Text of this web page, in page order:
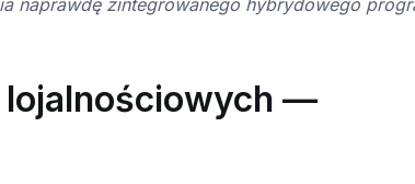
lojalnościowych —